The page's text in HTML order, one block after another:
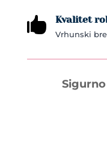
 Kvalitet
Vrhunski